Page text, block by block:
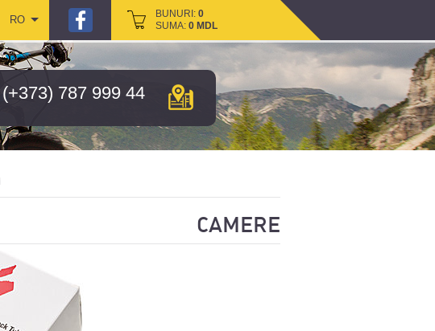
RO BUNURI: 0
SUMA: 0 MDL
RO BUNURI: 0
SUMA: 0 MDL
(+373) 787 999 44
CAMERE